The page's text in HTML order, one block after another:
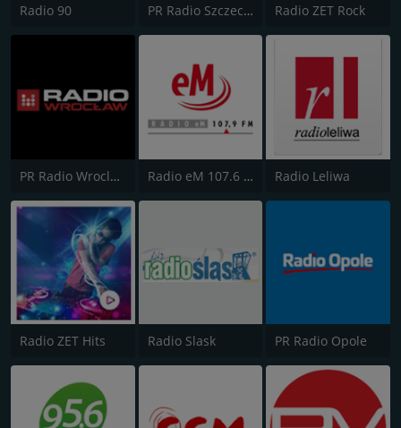
Radio 90 PR Radio Szczecin Radio ZET Rock
PR Radio Wroclaw 102.3 Radio eM 107.6 FM Radio Leliwa
Radio ZET Hits Radio Slask PR Radio Opole